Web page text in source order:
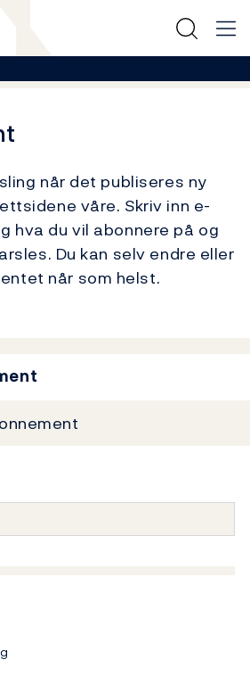
når det publiseres ny
våre. Skriv inn e-
hva du vil abonnere på og
Du kan selv endre eller
når som helst.